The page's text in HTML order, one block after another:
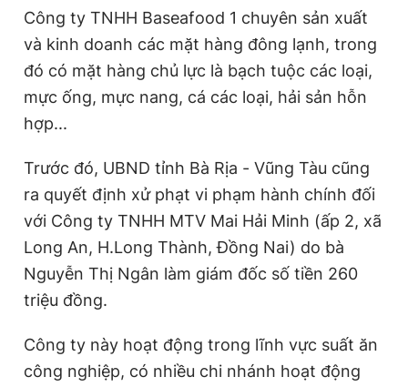
Công ty TNHH Baseafood 1 chuyên sản xuất
và kinh doanh các mặt hàng đông lạnh, trong
đó có mặt hàng chủ lực là bạch tuộc các loại,
mực ống, mực nang, cá các loại, hải sản hỗn
hợp...
Trước đó, UBND tỉnh Bà Rịa - Vũng Tàu cũng
ra quyết định xử phạt vi phạm hành chính đối
với Công ty TNHH MTV Mai Hải Minh (ấp 2, xã
Long An, H.Long Thành, Đồng Nai) do bà
Nguyễn Thị Ngân làm giám đốc số tiền 260
triệu đồng.
Công ty này hoạt động trong lĩnh vực suất ăn
công nghiệp, có nhiều chi nhánh hoạt động